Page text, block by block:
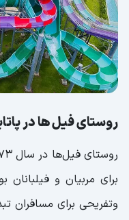
روستای فیل ها در
برای مربیان و
وتفریحی برای مسافران